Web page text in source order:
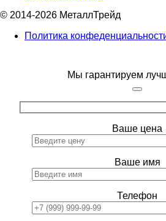
© 2014-2026 МеталлТрейд
Политика
Мы гарантируем
Ваше цена
Ваше имя
Телефон